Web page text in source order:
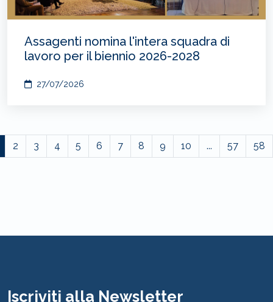
Assagenti nomina l'intera squadra di
lavoro per il biennio 2026-2028
27/07/2026
2 3 4 5 6 7 8 9 10 ... 57 58
Iscriviti alla Newsletter